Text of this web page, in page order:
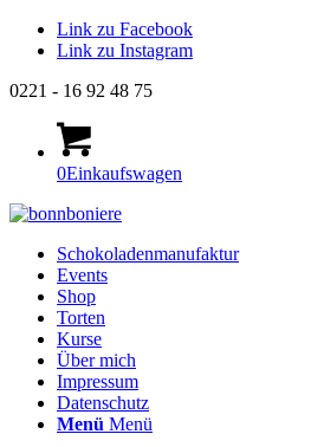
Link zu Facebook
Link zu Instagram
0221 - 16 92 48 75
0Einkaufswagen
Schokoladenmanufaktur
Events
Shop
Torten
Kurse
Über mich
Impressum
Datenschutz
Menü Menü